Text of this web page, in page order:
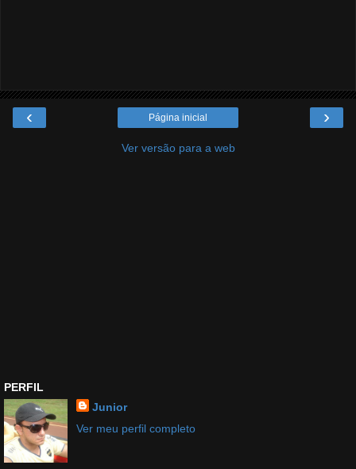
‹ ›
Página inicial
Ver versão para a web
PERFIL
Junior
Ver meu perfil completo